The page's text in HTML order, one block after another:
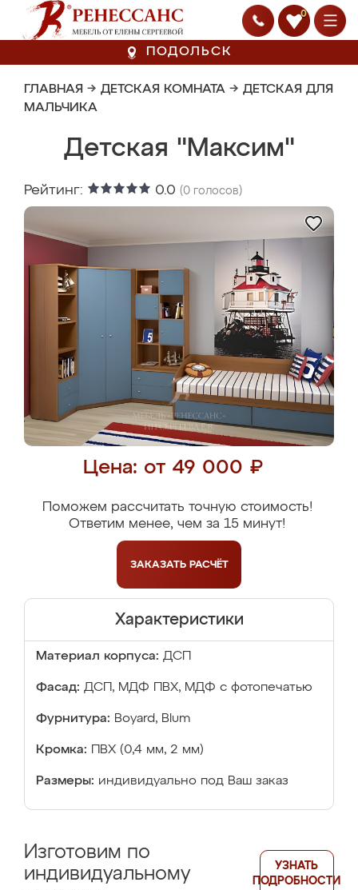
0
ПОДОЛЬСК
ГЛАВНАЯ → ДЕТСКАЯ КОМНАТА → ДЕТСКАЯ ДЛЯ
МАЛЬЧИКА
Детская "Максим"
Рейтинг: 0.0 (0 голосов)
Цена: от 49 000 ₽
Поможем рассчитать точную стоимость!
Ответим менее, чем за 15 минут!
ЗАКАЗАТЬ РАСЧЁТ
Характеристики
Материал корпуса: ДСП
Фасад: ДСП, МДФ ПВХ, МДФ с фотопечатью
Фурнитура: Boyard, Blum
Кромка: ПВХ (0,4 мм, 2 мм)
Размеры: индивидуально под Ваш заказ
Изготовим по
индивидуальному
УЗНАТЬ
ПОДРОБНОСТИ